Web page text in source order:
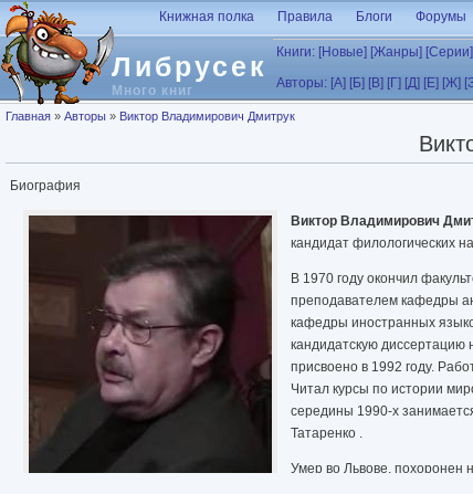
Перейти к основному содержанию
Либрусек
Много книг
Книжная полка Правила Блоги Форумы
Книги: [Новые] [Жанры] [Серии]
Авторы: [А] [Б] [В] [Г] [Д] [Е] [Ж]
Вы здесь
Главная » Авторы » Виктор Владимирович Дмитрук
Биография
Виктор Владимирович
кандидат филологических
В 1970 году окончил
преподавателем кафедры
кафедры иностранных
кандидатскую диссертацию
присвоено в 1992 году.
Читал курсы по истории
середины 1990-х
Татаренко .
Умер во Львове, похоронен